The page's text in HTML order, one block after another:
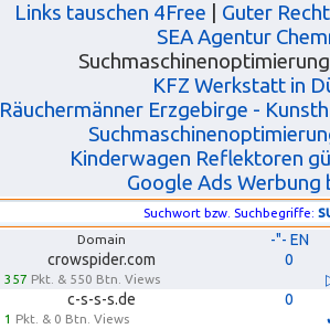
Links tauschen 4Free
Guter
SEA Agentur
KFZ Werkstatt in
Räuchermänner Erzgebirge -
Kinderwagen Reflektoren
Google Ads Werbung
Suchwort bzw. Suchbegriffe:
Domain -"- EN
crowspider.com 0
357 Pkt. & 550 Btn. Views
c-s-s-s.de 0
1 Pkt. & 0 Btn. Views